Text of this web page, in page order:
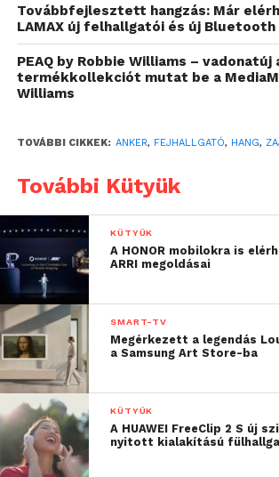
fejlett, 4 fokozatú aktív zajszűrés
alkalmazkodik a környezethez
optimális teljesítmény érdekében –
sugárhajtóművek hangjáról, buszok
vagy zajos irodai környezetről.
A hosszabb használatra tervezett
ergonomikus kialakítást és puha
párnázást kapott, amely a lehető
Továbbfejlesztett hangzás: Már
LAMAX új felhallgatói és új Bluetooth
PEAQ by Robbie Williams – vadonatúj
termékkollekciót mutat be a
Williams
TOVÁBBI CIKKEK: ANKER, FEJHALLGATÓ, HANG,
További Kütyük
KÜTYÜK
A HONOR mobilokra is
ARRI megoldásai
SMART-TV
Megérkezett a legendás
a Samsung Art Store-ba
KÜTYÜK
A HUAWEI FreeClip 2 S új
nyitott kialakítású